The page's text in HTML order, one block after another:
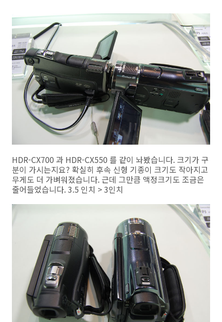
HDR-CX700 과 HDR-CX550 를 같이 놔봤습니다. 크기가 구
분이 가시는지요? 확실히 후속 신형 기종이 크기도 작아지고
무게도 더 가벼워졌습니다. 근데 그만큼 액정크기도 조금은
줄어들었습니다. 3.5 인치 > 3인치